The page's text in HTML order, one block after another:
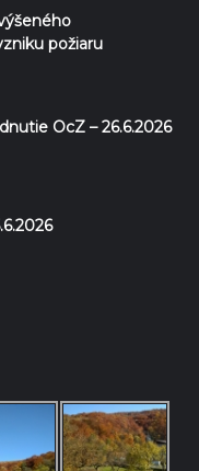
požiaru
OcZ – 26.6.2026